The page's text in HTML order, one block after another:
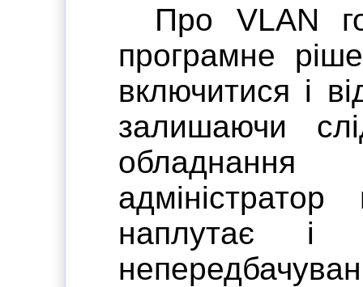
Про VLAN
програмне
включитися і
залишаючи
наплутає і